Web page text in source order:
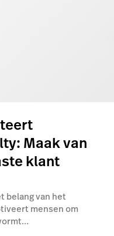
Maak van
klant
belang van het
mensen om